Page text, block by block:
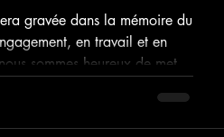
gravée dans la mémoire du
en travail et en
sommes heureux de mettre
d’Aïkidoka.